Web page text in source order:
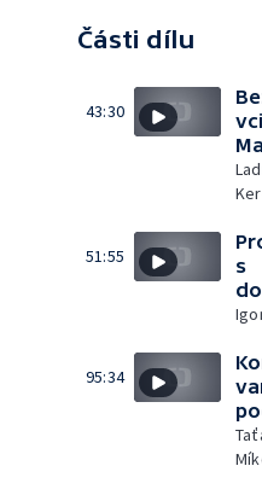
Části dílu
43:30
51:55
s
95:34